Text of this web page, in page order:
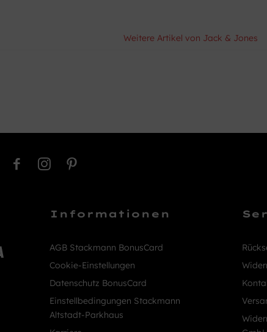
Weitere Artikel von Jack & Jones
Informationen
AGB Stackmann BonusCard
Cookie-Einstellungen
Datenschutz BonusCard
Einstellbedingungen Stackmann
Altstadt-Parkhaus